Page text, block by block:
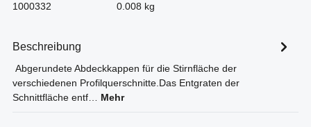
1000332 0.008 kg
Beschreibung
Abgerundete Abdeckkappen für die Stirnfläche der
verschiedenen Profilquerschnitte.Das Entgraten der
Schnittfläche entf… Mehr